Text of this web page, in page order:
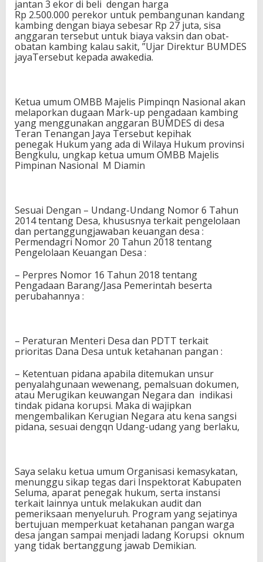
jantan 3 ekor di beli dengan harga
Rp 2.500.000 perekor untuk pembangunan kandang
kambing dengan biaya sebesar Rp 27 juta, sisa
anggaran tersebut untuk biaya vaksin dan obat-
obatan kambing kalau sakit, ”Ujar Direktur BUMDES
jayaTersebut kepada awakedia.
Ketua umum OMBB Majelis Pimpinqn Nasional akan
melaporkan dugaan Mark-up pengadaan kambing
yang menggunakan anggaran BUMDES di desa
Teran Tenangan Jaya Tersebut kepihak
penegak Hukum yang ada di Wilaya Hukum provinsi
Bengkulu, ungkap ketua umum OMBB Majelis
Pimpinan Nasional M Diamin
Sesuai Dengan – Undang-Undang Nomor 6 Tahun
2014 tentang Desa, khususnya terkait pengelolaan
dan pertanggungjawaban keuangan desa :
Permendagri Nomor 20 Tahun 2018 tentang
Pengelolaan Keuangan Desa :
– Perpres Nomor 16 Tahun 2018 tentang
Pengadaan Barang/Jasa Pemerintah beserta
perubahannya :
– Peraturan Menteri Desa dan PDTT terkait
prioritas Dana Desa untuk ketahanan pangan :
– Ketentuan pidana apabila ditemukan unsur
penyalahgunaan wewenang, pemalsuan dokumen,
atau Merugikan keuwangan Negara dan indikasi
tindak pidana korupsi. Maka di wajipkan
mengembalikan Kerugian Negara atu kena sangsi
pidana, sesuai dengqn Udang-udang yang berlaku,
Saya selaku ketua umum Organisasi kemasykatan,
menunggu sikap tegas dari Inspektorat Kabupaten
Seluma, aparat penegak hukum, serta instansi
terkait lainnya untuk melakukan audit dan
pemeriksaan menyeluruh. Program yang sejatinya
bertujuan memperkuat ketahanan pangan warga
desa jangan sampai menjadi ladang Korupsi oknum
yang tidak bertanggung jawab Demikian.